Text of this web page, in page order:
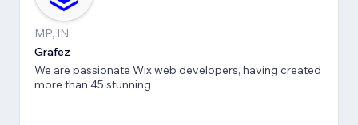
MP, IN
Grafez
We are passionate Wix web developers, having created
more than 45 stunning